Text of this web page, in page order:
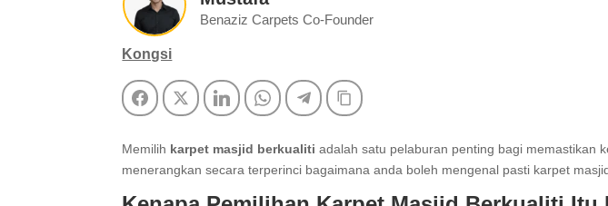
Benaziz Carpets Co-Founder
Kongsi
FacebookTwitter LinkedInWhatsAppTelegramCopy Link
Memilih karpet masjid berkualiti adalah satu pelaburan penting bagi memastikan
menerangkan secara terperinci bagaimana anda boleh mengenal pasti karpet